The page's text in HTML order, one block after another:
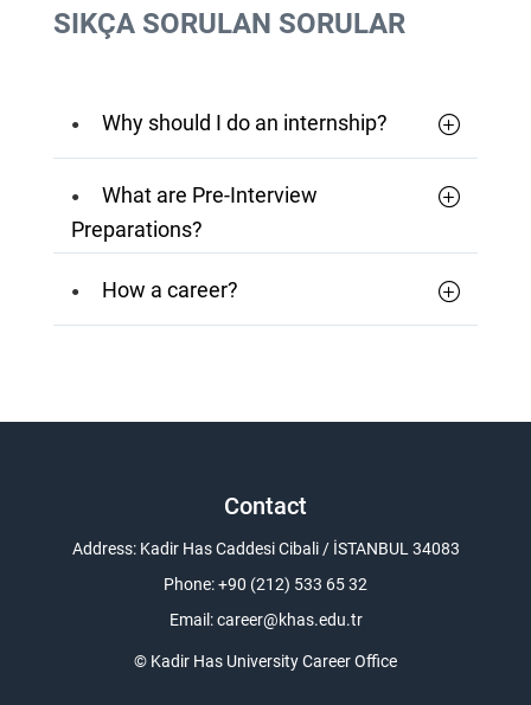
SIKÇA SORULAN SORULAR
Why should I do an internship?
What are Pre-Interview
Preparations?
How a career?
Contact
Address: Kadir Has Caddesi Cibali / İSTANBUL 34083
Phone: +90 (212) 533 65 32
Email:career@khas.edu.tr
© Kadir Has University Career Office